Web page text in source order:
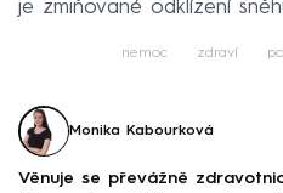
je zmiňované odklízení
nemoc zdraví
Monika Kabourková
Věnuje se převážně